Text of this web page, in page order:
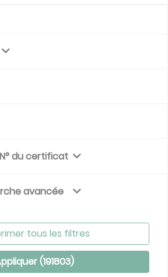
du certificat
avancée
tous les filtres
(191803)